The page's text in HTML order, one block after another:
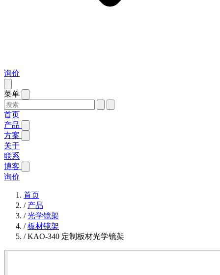
询价
菜单
首页
产品
方案
关于
联系
博客
询价
首页
/ 产品
/光学镜架
/板材镜架
/KAO-340 定制板材光学镜架